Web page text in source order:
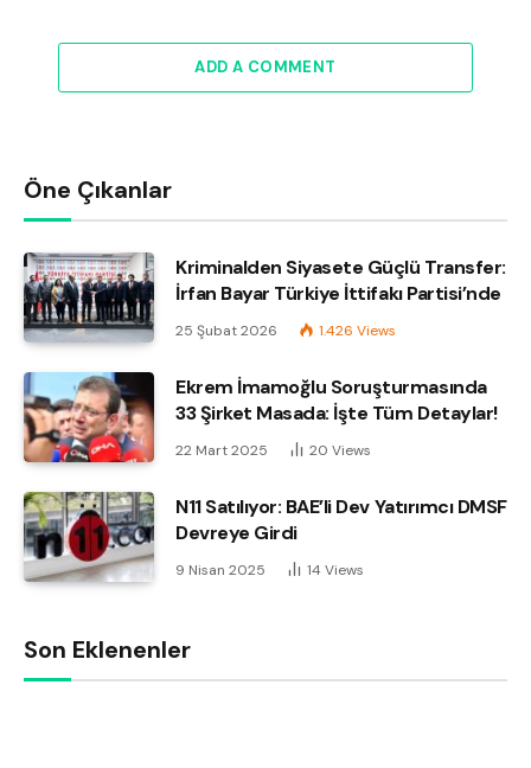
ADD A COMMENT
Öne Çıkanlar
Kriminalden Siyasete Güçlü Transfer:
İrfan Bayar Türkiye İttifakı Partisi’nde
25 Şubat 2026 1.426 Views
Ekrem İmamoğlu Soruşturmasında
33 Şirket Masada: İşte Tüm Detaylar!
22 Mart 2025 20 Views
N11 Satılıyor: BAE’li Dev Yatırımcı DMSF
Devreye Girdi
9 Nisan 2025 14 Views
Son Eklenenler